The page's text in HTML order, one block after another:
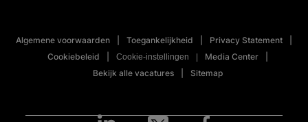
Algemene voorwaarden Toegankelijkheid
Privacy Statement
Cookiebeleid
Cookie-instellingen
Media Center
Bekijk alle vacatures
Sitemap